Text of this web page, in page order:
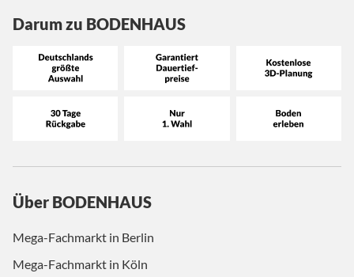
Darum zu BODENHAUS
Über BODENHAUS
Mega-Fachmarkt in Berlin
Mega-Fachmarkt in Köln